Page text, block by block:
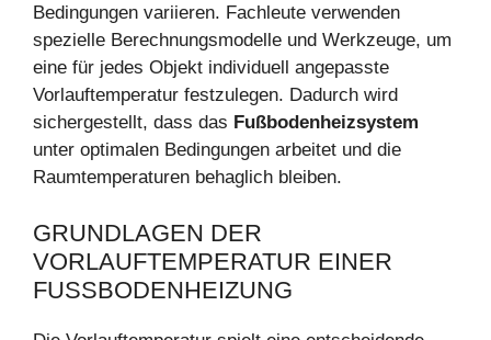
Bedingungen variieren. Fachleute verwenden
spezielle Berechnungsmodelle und Werkzeuge, um
eine für jedes Objekt individuell angepasste
Vorlauftemperatur festzulegen. Dadurch wird
sichergestellt, dass das Fußbodenheizsystem
unter optimalen Bedingungen arbeitet und die
Raumtemperaturen behaglich bleiben.
GRUNDLAGEN DER
VORLAUFTEMPERATUR EINER
FUSSBODENHEIZUNG